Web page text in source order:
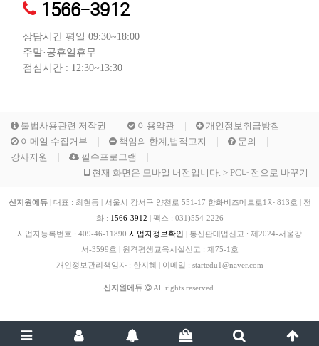
1566-3912
상담시간 평일 09:30~18:00
주말·공휴일휴무
점심시간 : 12:30~13:30
불법사용관련 저작권 이용약관
개인정보취급방침
이메일 수집거부
책임의 한계,법적고지
문의
강사지원
필수프로그램
현재 화면은 모바일 버전입니다. > PC버전으로 바꾸기
신지원에듀 |대표 : 최현동 |서울시 강서구 양천로 551-17 한화비즈메트로1차 813호 |전
화 : 1566-3912 |팩스 : 031)554-2226
사업자등록번호 : 409-46-11890 사업자정보확인 | 통신판매업신고 : 제2024-서울강
서-3599호 |원격평생교육시설신고 : 제75-1호
개인정보관리책임자 : 한지혜 |이메일 : startedu1@naver.com
신지원에듀 All rights reserved.